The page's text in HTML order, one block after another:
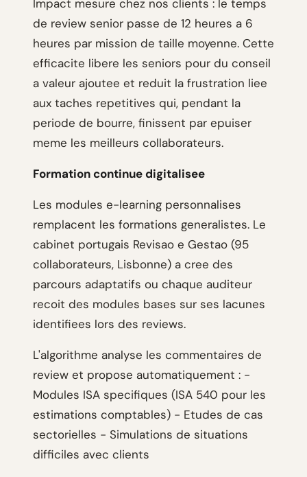
Impact mesure chez nos clients : le temps
de review senior passe de 12 heures a 6
heures par mission de taille moyenne. Cette
efficacite libere les seniors pour du conseil
a valeur ajoutee et reduit la frustration liee
aux taches repetitives qui, pendant la
periode de bourre, finissent par epuiser
meme les meilleurs collaborateurs.
Formation continue digitalisee
Les modules e-learning personnalises
remplacent les formations generalistes. Le
cabinet portugais Revisao e Gestao (95
collaborateurs, Lisbonne) a cree des
parcours adaptatifs ou chaque auditeur
recoit des modules bases sur ses lacunes
identifiees lors des reviews.
L'algorithme analyse les commentaires de
review et propose automatiquement : -
Modules ISA specifiques (ISA 540 pour les
estimations comptables) - Etudes de cas
sectorielles - Simulations de situations
difficiles avec clients